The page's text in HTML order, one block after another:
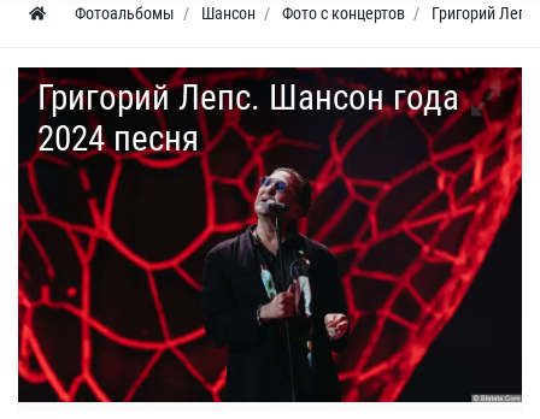
Фотоальбомы Шансон Фото с концертов Григорий
Григорий Лепс. Шансон года
2024 песня